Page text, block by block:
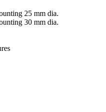
25 mm dia.
30 mm dia.